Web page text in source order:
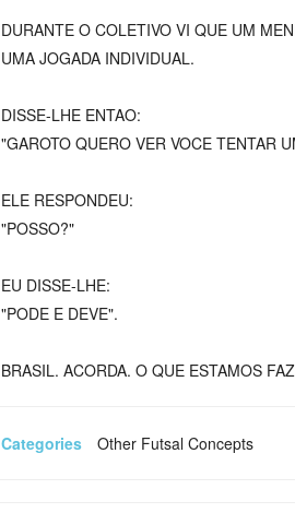
DURANTE O COLETIVO VI QUE UM
UMA JOGADA INDIVIDUAL.
DISSE-LHE ENTAO:
"GAROTO QUERO VER VOCE TENTAR
ELE RESPONDEU:
"POSSO?"
EU DISSE-LHE:
"PODE E DEVE".
BRASIL. ACORDA. O QUE ESTAMOS
Categories Other Futsal Concepts